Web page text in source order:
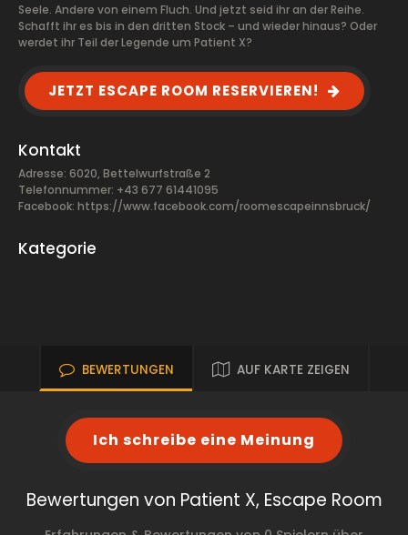
Seele. Andere von einem Fluch. Und jetzt seid ihr an der Reihe.
Schafft ihr es bis in den dritten Stock – und wieder hinaus? Oder
werdet ihr Teil der Legende um Patient X?
JETZT ESCAPE ROOM RESERVIEREN!
Kontakt
Adresse: 6020, Bettelwurfstraße 2
Telefonnummer: +43 677 61441095
Facebook: https://www.facebook.com/roomescapeinnsbruck/
Kategorie
BEWERTUNGEN AUF KARTE ZEIGEN
Ich schreibe eine Meinung
Bewertungen von Patient X, Escape Room